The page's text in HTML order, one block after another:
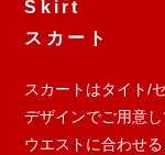
Skirt
スカート
スカートはタイト/
デザインでご用意し
ウエストに合わせ